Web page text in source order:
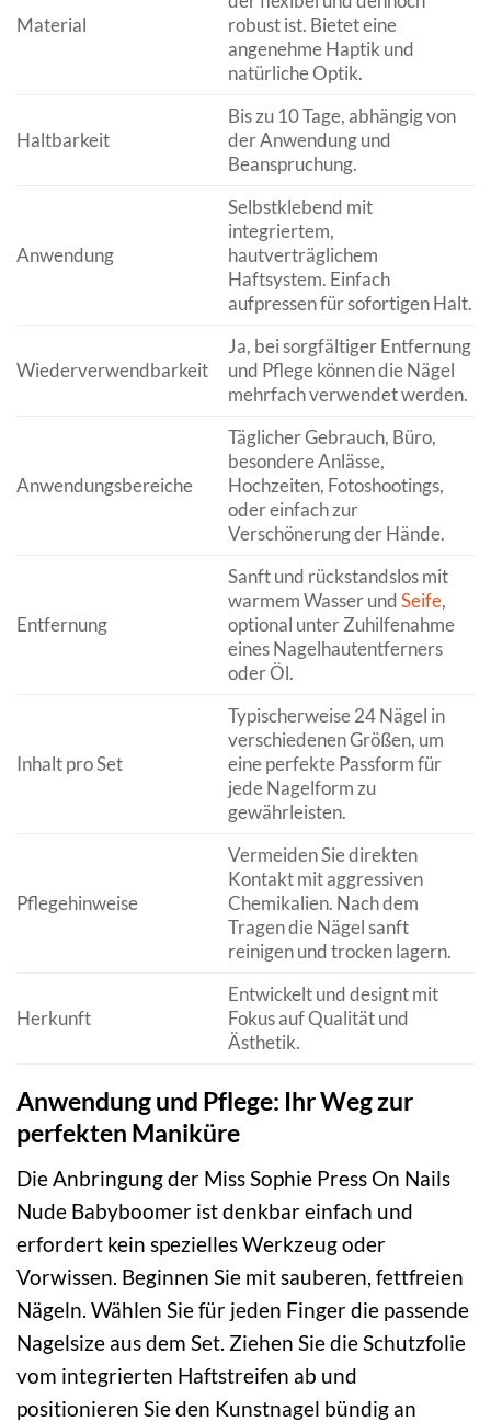
Material
robust ist. Bietet eine
angenehme Haptik und
natürliche Optik.
Haltbarkeit
Bis zu 10 Tage, abhängig von
der Anwendung und
Beanspruchung.
Anwendung
Selbstklebend mit
integriertem,
hautverträglichem
Haftsystem. Einfach
aufpressen für sofortigen Halt.
Wiederverwendbarkeit
Ja, bei sorgfältiger Entfernung
und Pflege können die Nägel
mehrfach verwendet werden.
Anwendungsbereiche
Täglicher Gebrauch, Büro,
besondere Anlässe,
Hochzeiten, Fotoshootings,
oder einfach zur
Verschönerung der Hände.
Entfernung
Sanft und rückstandslos mit
warmem Wasser undSeife,
optional unter Zuhilfenahme
eines Nagelhautentferners
oder Öl.
Inhalt pro Set
Typischerweise 24 Nägel in
verschiedenen Größen, um
eine perfekte Passform für
jede Nagelform zu
gewährleisten.
Pflegehinweise
Vermeiden Sie direkten
Kontakt mit aggressiven
Chemikalien. Nach dem
Tragen die Nägel sanft
reinigen und trocken lagern.
Herkunft
Entwickelt und designt mit
Fokus auf Qualität und
Ästhetik.
Anwendung und Pflege: Ihr Weg zur
perfekten Maniküre
Die Anbringung der Miss Sophie Press On Nails
Nude Babyboomer ist denkbar einfach und
erfordert kein spezielles Werkzeug oder
Vorwissen. Beginnen Sie mit sauberen, fettfreien
Nägeln. Wählen Sie für jeden Finger die passende
Nagelsize aus dem Set. Ziehen Sie die Schutzfolie
vom integrierten Haftstreifen ab und
positionieren Sie den Kunstnagel bündig an